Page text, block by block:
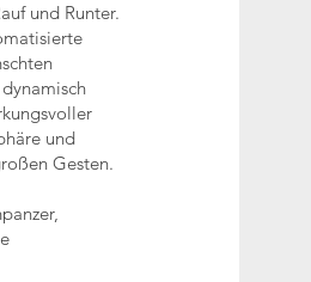
und Runter.
und
Gesten.